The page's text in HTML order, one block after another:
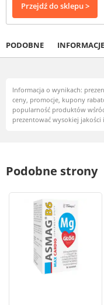
Przejdź do sklepu >
PODOBNE INFORMACJE
Informacja o wynikach:
ceny, promocje, kupony
popularność produktów
prezentować wysokiej
Podobne strony